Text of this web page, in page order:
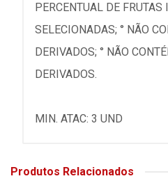
PERCENTUAL DE FRUTAS
SELECIONADAS; ° NÃO
DERIVADOS; ° NÃO
DERIVADOS.
MIN. ATAC: 3 UND
Produtos Relacionados